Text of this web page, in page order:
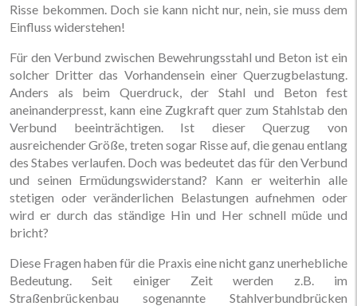
Risse bekommen. Doch sie kann nicht nur, nein, sie muss dem
Einfluss widerstehen!
Für den Verbund zwischen Bewehrungsstahl und Beton ist ein
solcher Dritter das Vorhandensein einer Querzugbelastung.
Anders als beim Querdruck, der Stahl und Beton fest
aneinanderpresst, kann eine Zugkraft quer zum Stahlstab den
Verbund beeinträchtigen. Ist dieser Querzug von
ausreichender Größe, treten sogar Risse auf, die genau entlang
des Stabes verlaufen. Doch was bedeutet das für den Verbund
und seinen Ermüdungswiderstand? Kann er weiterhin alle
stetigen oder veränderlichen Belastungen aufnehmen oder
wird er durch das ständige Hin und Her schnell müde und
bricht?
Diese Fragen haben für die Praxis eine nicht ganz unerhebliche
Bedeutung. Seit einiger Zeit werden z.B. im
Straßenbrückenbau sogenannte Stahlverbundbrücken